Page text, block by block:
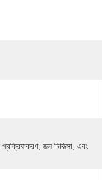
প্রক্রিয়াকরণ, জল চিকিত্সা, এবং